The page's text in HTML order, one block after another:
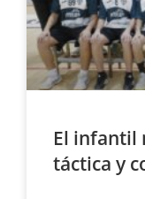
El infantil
táctica y